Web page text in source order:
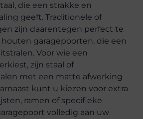
die een strakke en
geeft. Traditionele of
zijn daarentegen perfect te
garagepoorten, die een
Voor wie een
zijn staal of
met een matte afwerking
kunt u kiezen voor extra
ramen of specifieke
volledig aan uw